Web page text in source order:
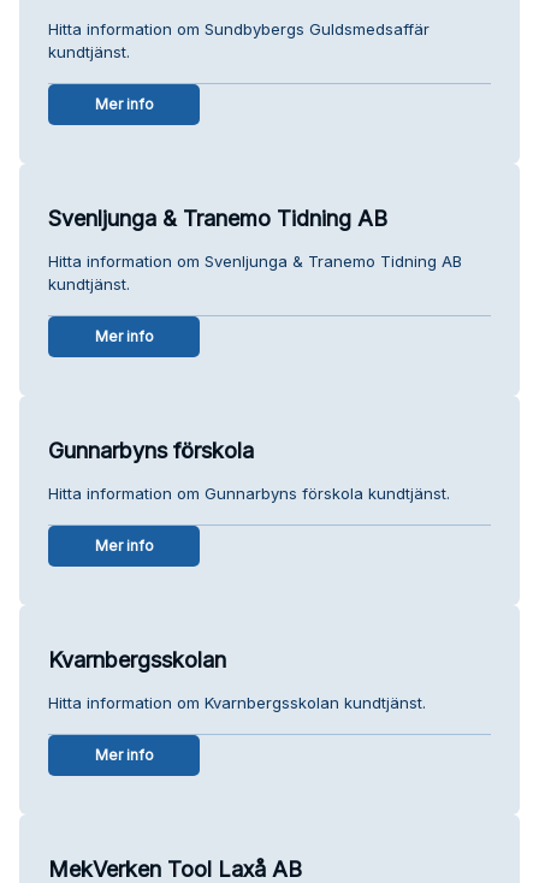
Hitta information om Sundbybergs Guldsmedsaffär
kundtjänst.
Mer info
Svenljunga & Tranemo Tidning AB
Hitta information om Svenljunga & Tranemo Tidning AB
kundtjänst.
Mer info
Gunnarbyns förskola
Hitta information om Gunnarbyns förskola kundtjänst.
Mer info
Kvarnbergsskolan
Hitta information om Kvarnbergsskolan kundtjänst.
Mer info
MekVerken Tool Laxå AB